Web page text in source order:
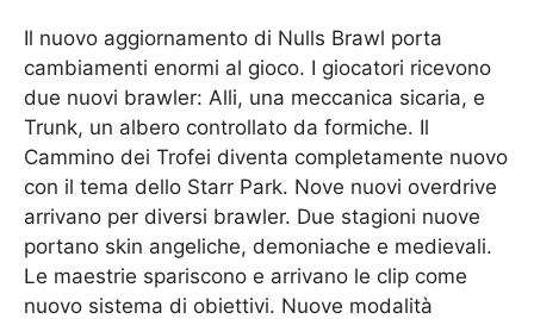
Il nuovo aggiornamento di Nulls Brawl porta
cambiamenti enormi al gioco. I giocatori ricevono
due nuovi brawler: Alli, una meccanica sicaria, e
Trunk, un albero controllato da formiche. Il
Cammino dei Trofei diventa completamente nuovo
con il tema dello Starr Park. Nove nuovi overdrive
arrivano per diversi brawler. Due stagioni nuove
portano skin angeliche, demoniache e medievali.
Le maestrie spariscono e arrivano le clip come
nuovo sistema di obiettivi. Nuove modalità